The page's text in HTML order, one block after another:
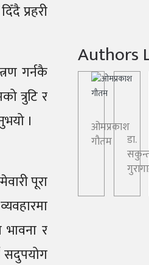
प्रहरी
गर्नकै
त्रुटि र
।
पूरा
र
सदुपयोग
Authors
ओमप्रकाश
गौतम
डा.